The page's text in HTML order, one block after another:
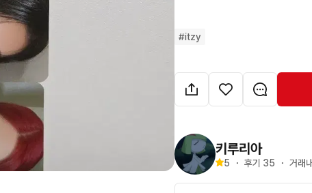
#itzy
키루리아
5 ・ 후기 35 ・ 거래